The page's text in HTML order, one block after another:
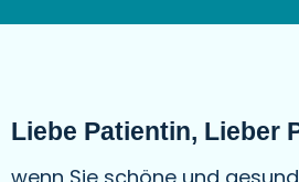
Liebe Patientin, Lieber